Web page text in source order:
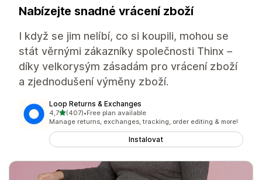
Nabízejte snadné vrácení zboží
I když se jim nelíbí, co si koupili, mohou se
stát věrnými zákazníky společnosti Thinx –
díky velkorysým zásadám pro vrácení zboží
a zjednodušení výměny zboží.
Loop Returns & Exchanges
4,7z 5 hvězd
(407)
Celkový počet recenzí: 407
•Free plan available
Manage returns, exchanges, tracking, order editing & more!
Instalovat